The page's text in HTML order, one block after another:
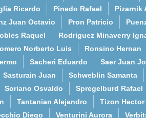
Ricardo Pinedo Rafael
Pizarnik
Juan Octavio Pron Patricio
Raquel
Rodriguez Minaverry
Norberto Luis
Ronsino Hernan
Sacheri Eduardo
Saer Juan
Sasturain Juan
Schweblin Samanta
Soriano Osvaldo
Spregelburd Rafael
Tantanian Alejandro
Tizon Hector
Diego Venturini Aurora